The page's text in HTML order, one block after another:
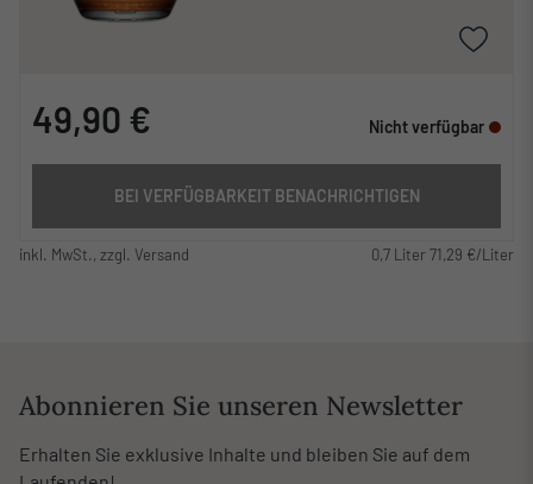
49,90 € Nicht verfügbar
BEI VERFÜGBARKEIT BENACHRICHTIGEN
inkl. MwSt., zzgl. Versand 0,7 Liter 71,29 €/Liter
Abonnieren Sie unseren Newsletter
Erhalten Sie exklusive Inhalte und bleiben Sie auf dem